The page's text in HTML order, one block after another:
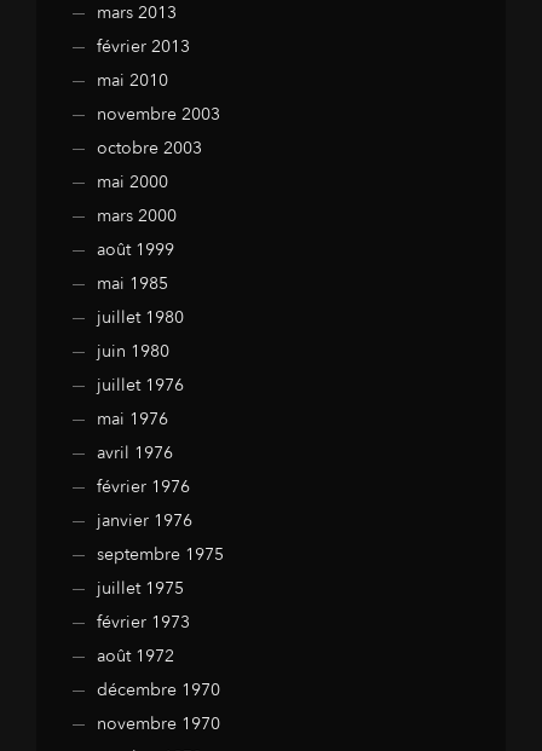
mars 2013
février 2013
mai 2010
novembre 2003
octobre 2003
mai 2000
mars 2000
août 1999
mai 1985
juillet 1980
juin 1980
juillet 1976
mai 1976
avril 1976
février 1976
janvier 1976
septembre 1975
juillet 1975
février 1973
août 1972
décembre 1970
novembre 1970